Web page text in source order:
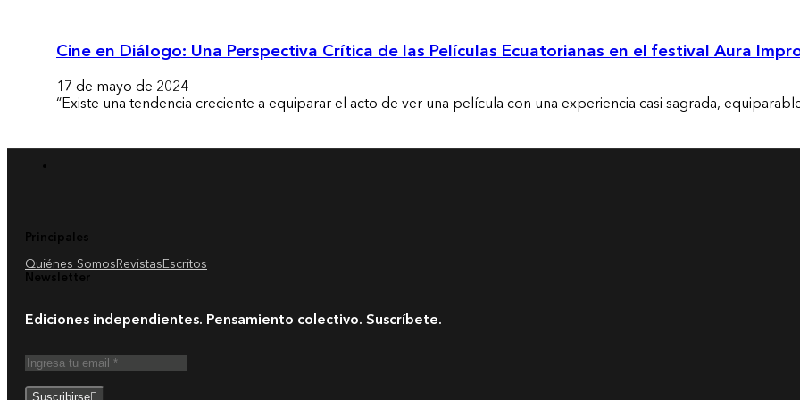
Cine en Diálogo: Una Perspectiva Crítica de las Películas Ecuatorianas en el festival Aura
17 de mayo de 2024
“Existe una tendencia creciente a equiparar el acto de ver una película con una experiencia casi sagrada,
Principales
Quiénes Somos Revistas Escritos
Newsletter
Ediciones independientes. Pensamiento colectivo. Suscríbete.
Suscribirse